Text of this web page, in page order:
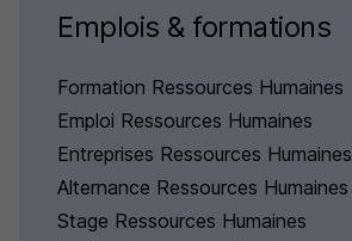
Emplois & formations
Formation Ressources Humaines
Emploi Ressources Humaines
Entreprises Ressources Humaines
Alternance Ressources Humaines
Stage Ressources Humaines